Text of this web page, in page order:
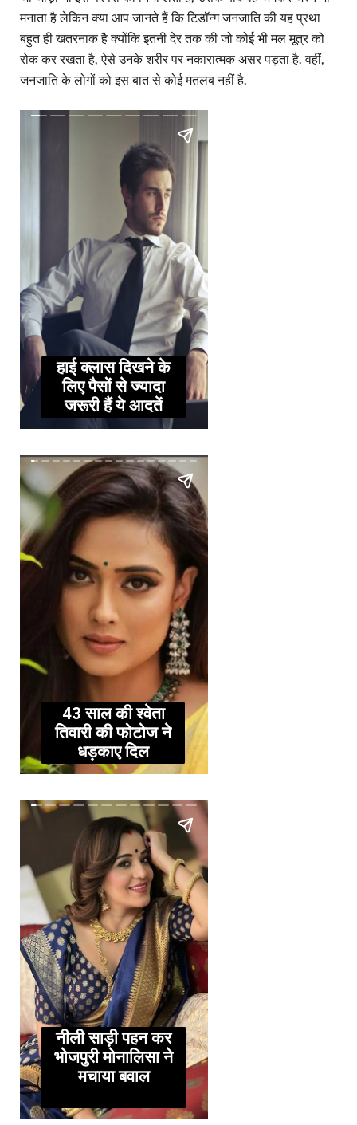
मनाता है लेकिन क्या आप जानते हैं कि टिडॉन्ग जनजाति की यह प्रथा
बहुत ही खतरनाक है क्योंकि इतनी देर तक की जो कोई भी मल मूत्र को
रोक कर रखता है, ऐसे उनके शरीर पर नकारात्मक असर पड़ता है. वहीं,
जनजाति के लोगों को इस बात से कोई मतलब नहीं है.